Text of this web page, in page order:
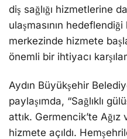
diş sağlığı hizmetlerine
ulaşmasının
merkezinde hizmete
önemli bir ihtiyacı
Aydın Büyükşehir
paylaşımda, “Sağlıklı
attık. Germencik’te Ağız
hizmete açıldı.